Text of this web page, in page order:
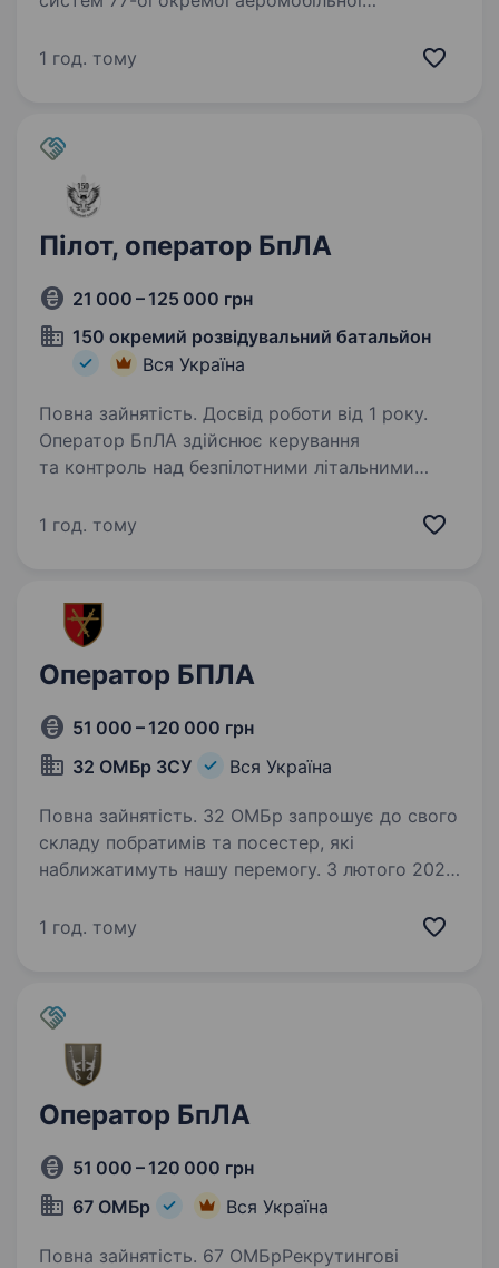
у складі Десантно-штурмових військ Збройних
1 год. тому
Пілот, оператор БпЛА
21 000 – 125 000 грн
150 окремий розвідувальний батальйон
Вся Україна
Повна зайнятість. Досвід роботи від 1 року.
Оператор БпЛА здійснює керування
та контроль над безпілотними літальними
моніторингу обстановки та підтримки
1 год. тому
Оператор БПЛА
51 000 – 120 000 грн
32 ОМБр ЗСУ
Вся Україна
Повна зайнятість. 32 ОМБр запрошує до свого
складу побратимів та посестер, які
наближатимуть нашу перемогу. З лютого 2023
на визначених ділянках фронту.
1 год. тому
Оператор БпЛА
51 000 – 120 000 грн
67 ОМБр
Вся Україна
Повна зайнятість. 67 ОМБрРекрутингові